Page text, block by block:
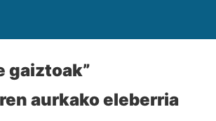
gaiztoak”
aurkako eleberria